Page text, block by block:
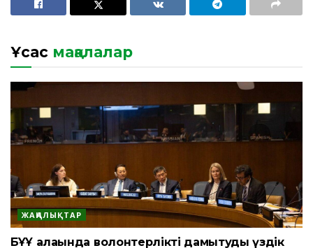
Ұқсас мақалалар
ЖАҢАЛЫҚТАР
БҰҰ алаңында волонтерлікті дамытудың үздік